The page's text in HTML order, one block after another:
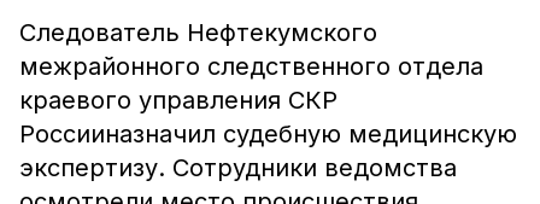
Следователь Нефтекумского
межрайонного следственного отдела
краевого управления СКР
Россииназначил судебную медицинскую
экспертизу. Сотрудники ведомства